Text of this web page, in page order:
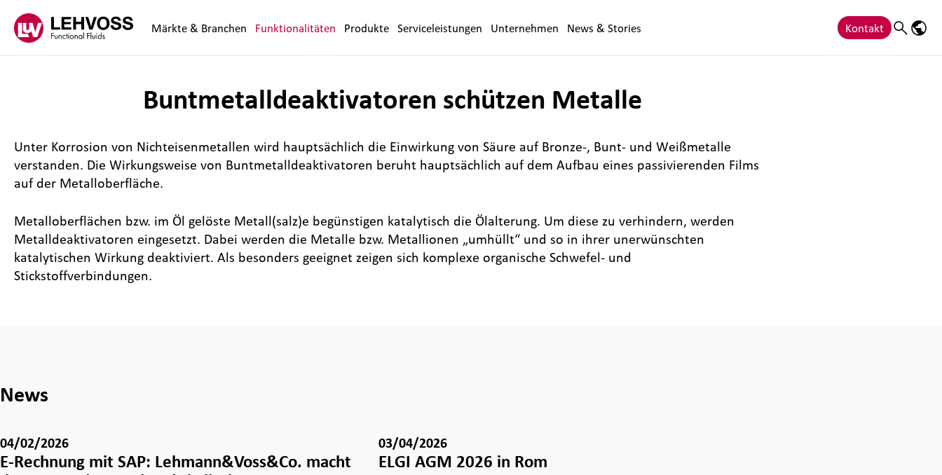
Märkte & Branchen Funktionalitäten Produkte Serviceleistungen Unternehmen News & Stories Kontakt Search
Buntmetalldeaktivatoren schützen Metalle
Unter Korrosion von Nichteisenmetallen wird hauptsächlich die Einwirkung von Säure auf Bronze-, Bunt- und Weißmetalle
verstanden. Die Wirkungsweise von Buntmetalldeaktivatoren beruht hauptsächlich auf dem Aufbau eines passivierenden Films
auf der Metalloberfläche.
Metalloberflächen bzw. im Öl gelöste Metall(salz)e begünstigen katalytisch die Ölalterung. Um diese zu verhindern, werden
Metalldeaktivatoren eingesetzt. Dabei werden die Metalle bzw. Metallionen „umhüllt“ und so in ihrer unerwünschten
katalytischen Wirkung deaktiviert. Als besonders geeignet zeigen sich komplexe organische Schwefel- und
Stickstoffverbindungen.
News
04/02/2026
E-Rechnung mit SAP: Lehmann&Voss&Co. macht
03/04/2026
ELGI AGM 2026 in Rom